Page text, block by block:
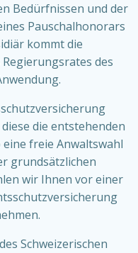
Bedürfnissen und der
Pauschalhonorars
kommt die
des
die entstehenden
freie Anwaltswahl
grundsätzlichen
wir Ihnen vor einer
Schweizerischen